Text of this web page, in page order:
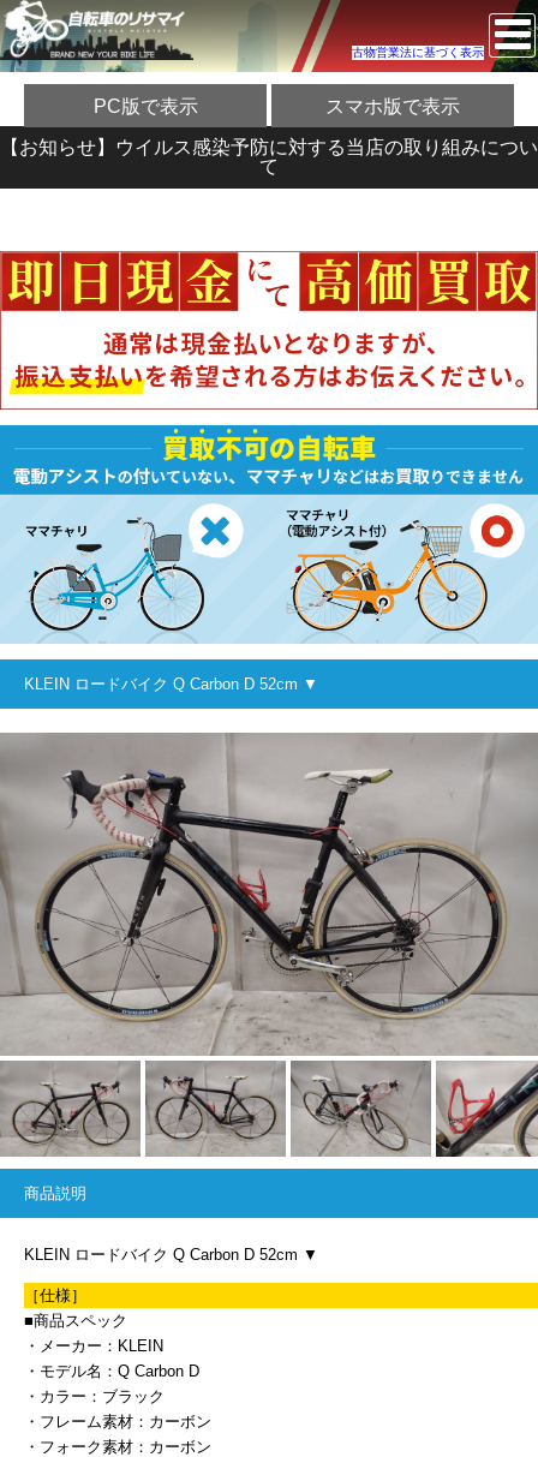
古物営業法に基づく表示
PC版で表示 スマホ版で表示
【お知らせ】ウイルス感染予防に対する当店の取り組みについ
て
KLEIN ロードバイク Q Carbon D 52cm ▼
商品説明
KLEIN ロードバイク Q Carbon D 52cm ▼
［仕様］
■商品スペック
・メーカー：KLEIN
・モデル名：Q Carbon D
・カラー：ブラック
・フレーム素材：カーボン
・フォーク素材：カーボン